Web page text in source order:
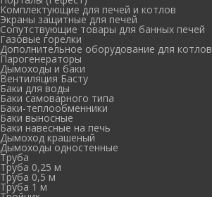
Комплектующие для печей и котлов
Экраны защитные для печей
Сопутствующие товары для банных печей
Газовые горелки
Дополнительное оборудование для котлов
Парогенераторы
Дымоходы и баки
Вентиляция Басту
Баки для воды
Баки самоварного типа
Баки-теплообменники
Баки выносные
Баки навесные на печь
Дымоход крашеный
Дымоходы одностенные
Труба
Труба 0,25 м
Труба 0,5 м
Труба 1 м